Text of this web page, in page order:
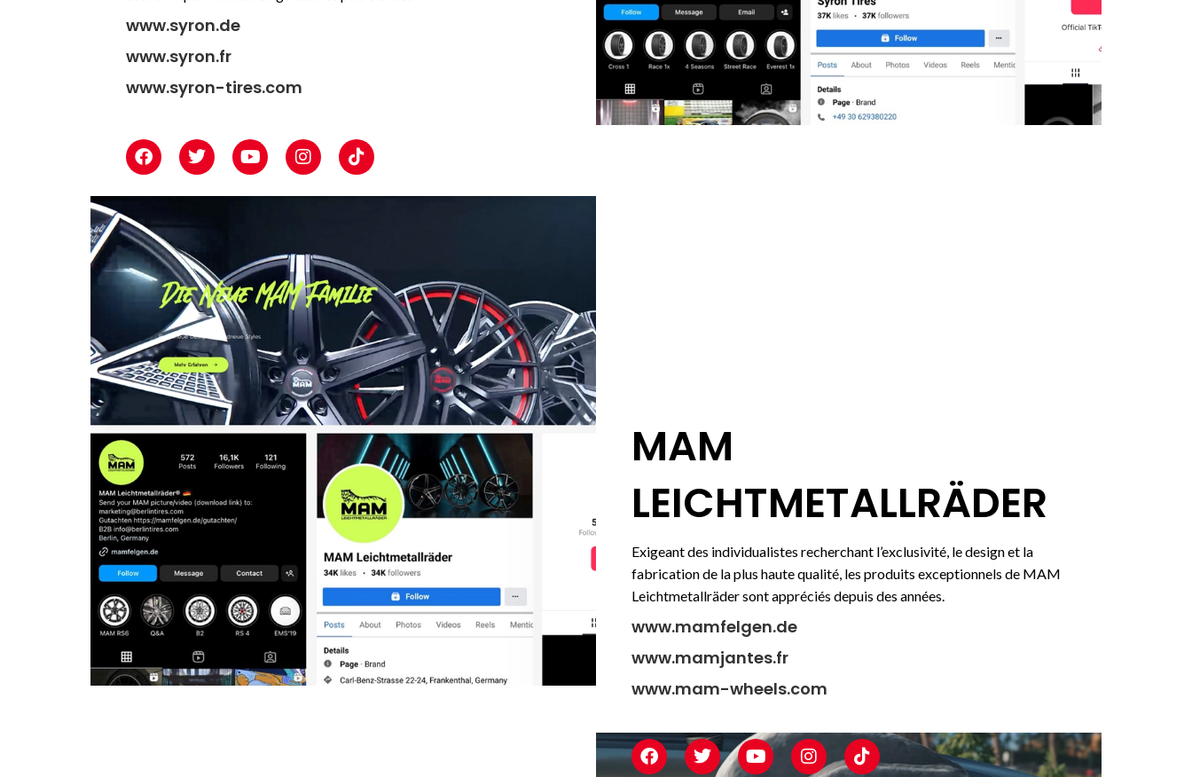
www.syron.de
www.syron.fr
www.syron-tires.com
MAM
LEICHTMETALLRÄDER
Exigeant des individualistes recherchant l’exclusivité, le design et la
fabrication de la plus haute qualité, les produits exceptionnels de MAM
Leichtmetallräder sont appréciés depuis des années.
www.mamfelgen.de
www.mamjantes.fr
www.mam-wheels.com